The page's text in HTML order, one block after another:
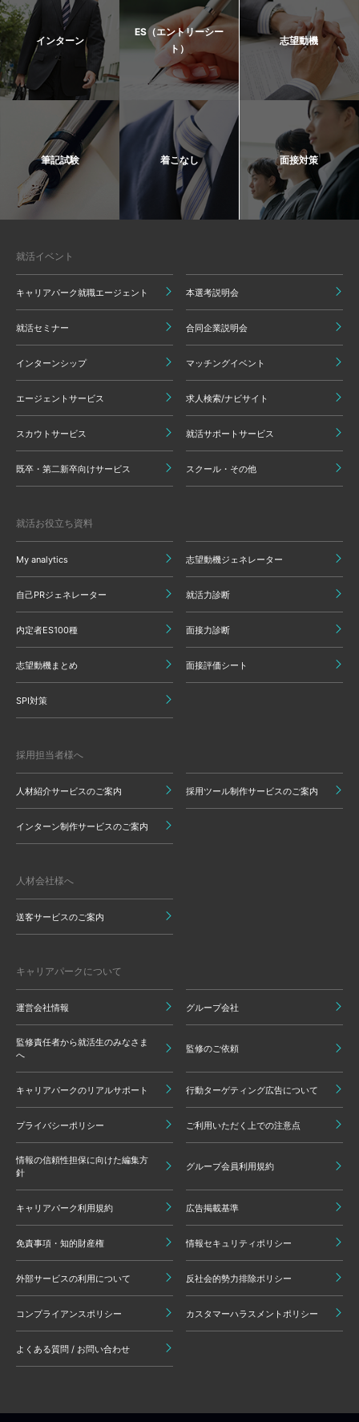
インターン
ES（エントリーシー
ト）
志望動機
筆記試験 着こなし 面接対策
就活イベント
キャリアパーク就職エージェント 本選考説明会
就活セミナー 合同企業説明会
インターンシップ マッチングイベント
エージェントサービス 求人検索/ナビサイト
スカウトサービス 就活サポートサービス
既卒・第二新卒向けサービス スクール・その他
就活お役立ち資料
My analytics 志望動機ジェネレーター
自己PRジェネレーター 就活力診断
内定者ES100種 面接力診断
志望動機まとめ 面接評価シート
SPI対策
採用担当者様へ
人材紹介サービスのご案内 採用ツール制作サービスのご案内
インターン制作サービスのご案内
人材会社様へ
送客サービスのご案内
キャリアパークについて
運営会社情報 グループ会社
監修責任者から就活生のみなさま
へ
監修のご依頼
キャリアパークのリアルサポート 行動ターゲティング広告について
プライバシーポリシー ご利用いただく上での注意点
情報の信頼性担保に向けた編集方
針
グループ会員利用規約
キャリアパーク利用規約 広告掲載基準
免責事項・知的財産権 情報セキュリティポリシー
外部サービスの利用について 反社会的勢力排除ポリシー
コンプライアンスポリシー カスタマーハラスメントポリシー
よくある質問 / お問い合わせ